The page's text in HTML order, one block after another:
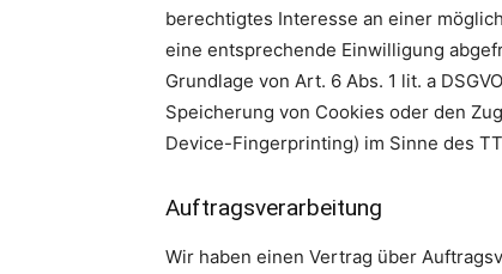
berechtigtes Interesse an einer
eine entsprechende Einwilligung
Grundlage von Art. 6 Abs. 1 lit. a
Speicherung von Cookies oder den
Device-Fingerprinting) im Sinne des
Auftragsverarbeitung
Wir haben einen Vertrag über